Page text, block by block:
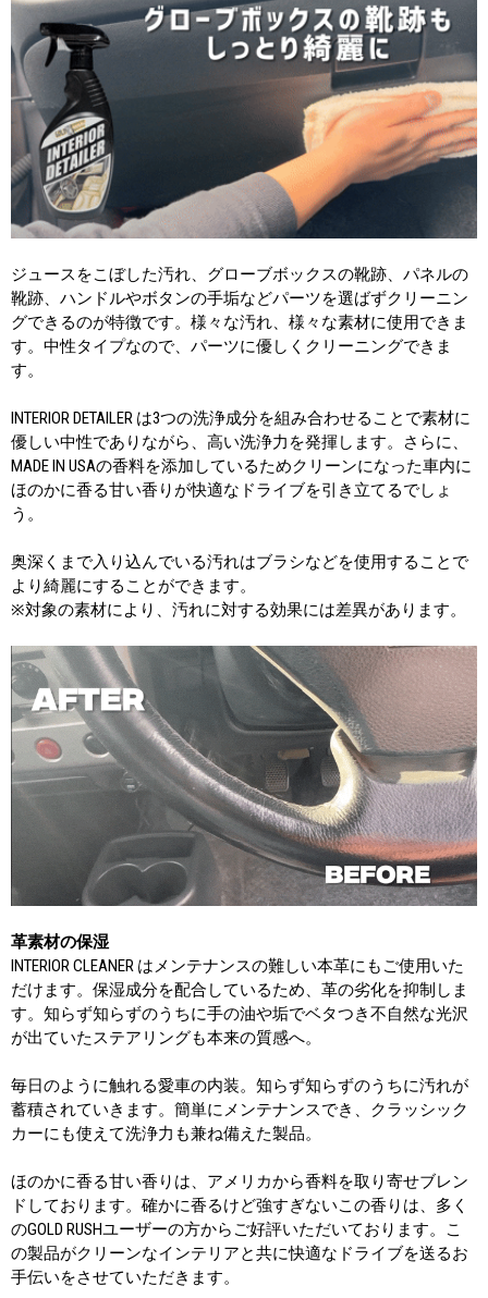
ジュースをこぼした汚れ、グローブボックスの靴跡、パネルの
靴跡、ハンドルやボタンの手垢などパーツを選ばずクリーニン
グできるのが特徴です。様々な汚れ、様々な素材に使用できま
す。中性タイプなので、パーツに優しくクリーニングできま
す。
INTERIOR DETAILER は3つの洗浄成分を組み合わせることで素材に
優しい中性でありながら、高い洗浄力を発揮します。さらに、
MADE IN USAの香料を添加しているためクリーンになった車内に
ほのかに香る甘い香りが快適なドライブを引き立てるでしょ
う。
奥深くまで入り込んでいる汚れはブラシなどを使用することで
より綺麗にすることができます。
※対象の素材により、汚れに対する効果には差異があります。
革素材の保湿
INTERIOR CLEANER はメンテナンスの難しい本革にもご使用いた
だけます。保湿成分を配合しているため、革の劣化を抑制しま
す。知らず知らずのうちに手の油や垢でベタつき不自然な光沢
が出ていたステアリングも本来の質感へ。
毎日のように触れる愛車の内装。知らず知らずのうちに汚れが
蓄積されていきます。簡単にメンテナンスでき、クラッシック
カーにも使えて洗浄力も兼ね備えた製品。
ほのかに香る甘い香りは、アメリカから香料を取り寄せブレン
ドしております。確かに香るけど強すぎないこの香りは、多く
のGOLD RUSHユーザーの方からご好評いただいております。こ
の製品がクリーンなインテリアと共に快適なドライブを送るお
手伝いをさせていただきます。